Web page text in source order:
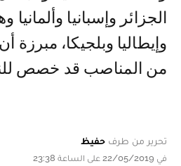
الجزائر وإسبانيا وألمانيا
وإيطاليا وبلجيكا، مبرزة
من المناصب قد خصص
تحرير من طرف حفيظ
في 22/05/2019 على الساعة 23:38